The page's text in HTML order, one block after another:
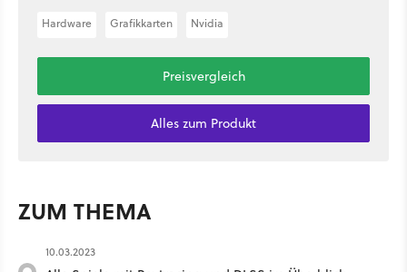
Hardware Grafikkarten Nvidia
Preisvergleich
Alles zum Produkt
ZUM THEMA
10.03.2023